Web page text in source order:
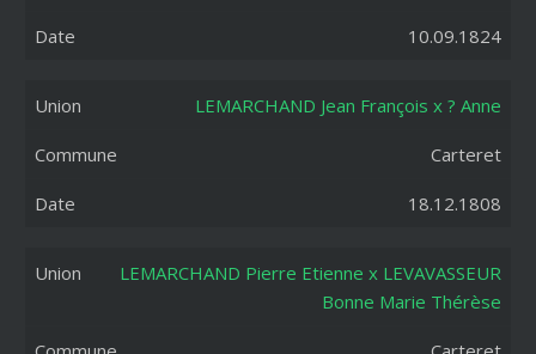
10.09.1824
LEMARCHAND Jean François x ? Anne
Carteret
18.12.1808
LEMARCHAND Pierre Etienne x LEVAVASSEUR
Bonne Marie Thérèse